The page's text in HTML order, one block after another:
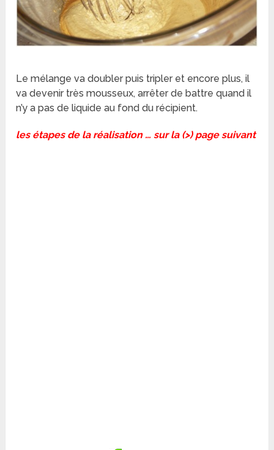
Le mélange va doubler puis tripler et encore plus, il
va devenir très mousseux, arrêter de battre quand il
n’y a pas de liquide au fond du récipient.
les étapes de la réalisation … sur la (>) page suivant